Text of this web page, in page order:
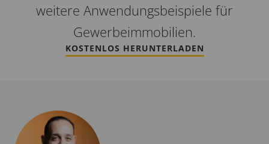
weitere Anwendungsbeispiele für
Gewerbeimmobilien.
KOSTENLOS HERUNTERLADEN